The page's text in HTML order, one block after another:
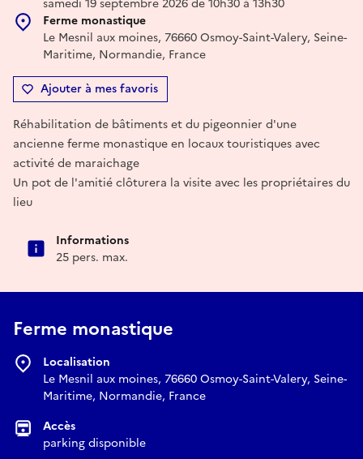
Ferme monastique
Le Mesnil aux moines, 76660 Osmoy-Saint-Valery, Seine-
Maritime, Normandie, France
Ajouter à mes favoris
Réhabilitation de bâtiments et du pigeonnier d'une
ancienne ferme monastique en locaux touristiques avec
activité de maraichage
Un pot de l'amitié clôturera la visite avec les propriétaires du
lieu
Informations
25 pers. max.
Ferme monastique
Localisation
Le Mesnil aux moines, 76660 Osmoy-Saint-Valery, Seine-
Maritime, Normandie, France
Accès
parking disponible